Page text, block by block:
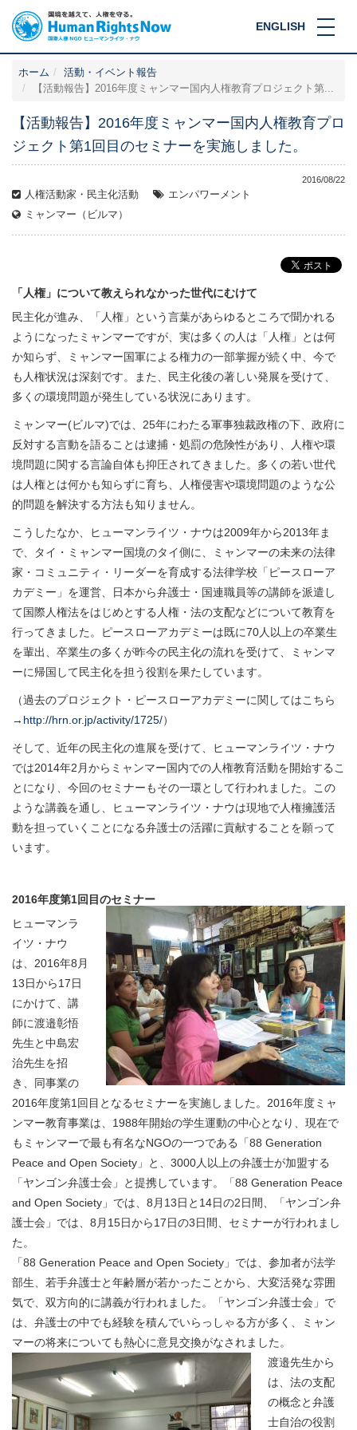
ENGLISH
ホーム
活動・イベント報告
【活動報告】2016年度ミャンマー国内人権教育プロジェクト第...
【活動報告】2016年度ミャンマー国内人権教育プロ
ジェクト第1回目のセミナーを実施しました。
2016/08/22
人権活動家・民主化活動
エンパワーメント
ミャンマー（ビルマ）
「人権」について教えられなかった世代にむけて
民主化が進み、「人権」という言葉があらゆるところで聞かれる
ようになったミャンマーですが、実は多くの人は「人権」とは何
か知らず、ミャンマー国軍による権力の一部掌握が続く中、今で
も人権状況は深刻です。また、民主化後の著しい発展を受けて、
多くの環境問題が発生している状況にあります。
ミャンマー(ビルマ)では、25年にわたる軍事独裁政権の下、政府に
反対する言動を語ることは逮捕・処罰の危険性があり、人権や環
境問題に関する言論自体も抑圧されてきました。多くの若い世代
は人権とは何かも知らずに育ち、人権侵害や環境問題のような公
的問題を解決する方法も知りません。
こうしたなか、ヒューマンライツ・ナウは2009年から2013年ま
で、タイ・ミャンマー国境のタイ側に、ミャンマーの未来の法律
家・コミュニティ・リーダーを育成する法律学校「ピースローア
カデミー」を運営、日本から弁護士・国連職員等の講師を派遣し
て国際人権法をはじめとする人権・法の支配などについて教育を
行ってきました。ピースローアカデミーは既に70人以上の卒業生
を輩出、卒業生の多くが昨今の民主化の流れを受けて、ミャンマ
ーに帰国して民主化を担う役割を果たしています。
（過去のプロジェクト・ピースローアカデミーに関してはこちら
→ http://hrn.or.jp/activity/1725/）
そして、近年の民主化の進展を受けて、ヒューマンライツ・ナウ
では2014年2月からミャンマー国内での人権教育活動を開始するこ
とになり、今回のセミナーもその一環として行われました。この
ような講義を通し、ヒューマンライツ・ナウは現地で人権擁護活
動を担っていくことになる弁護士の活躍に貢献することを願って
います。
2016年度第1回目のセミナー
ヒューマンラ
イツ・ナウ
は、2016年8月
13日から17日
にかけて、講
師に渡邉彰悟
先生と中島宏
治先生を招
き、同事業の
2016年度第1回目となるセミナーを実施しました。2016年度ミャ
ンマー教育事業は、1988年開始の学生運動の中心となり、現在で
もミャンマーで最も有名なNGOの一つである「88 Generation
Peace and Open Society」と、3000人以上の弁護士が加盟する
「ヤンゴン弁護士会」と提携しています。「88 Generation Peace
and Open Society」では、8月13日と14日の2日間、「ヤンゴン弁
護士会」では、8月15日から17日の3日間、セミナーが行われまし
た。
「88 Generation Peace and Open Society」では、参加者が法学
部生、若手弁護士と年齢層が若かったことから、大変活発な雰囲
気で、双方向的に講義が行われました。「ヤンゴン弁護士会」で
は、弁護士の中でも経験を積んでいらっしゃる方が多く、ミャン
マーの将来についても熱心に意見交換がなされました。
渡邉先生から
は、法の支配
の概念と弁護
士自治の役割